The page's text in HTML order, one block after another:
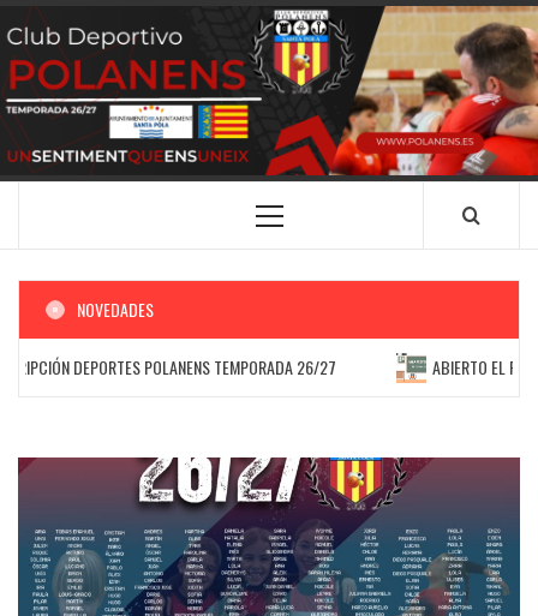
Saltar
al
contenido
CLUB
DEPORTIVO
POLANENS
SANTA POLA
Menú
NOVEDADES
DEPORTES POLANENS TEMPORADA 26/27 ABIERTO EL